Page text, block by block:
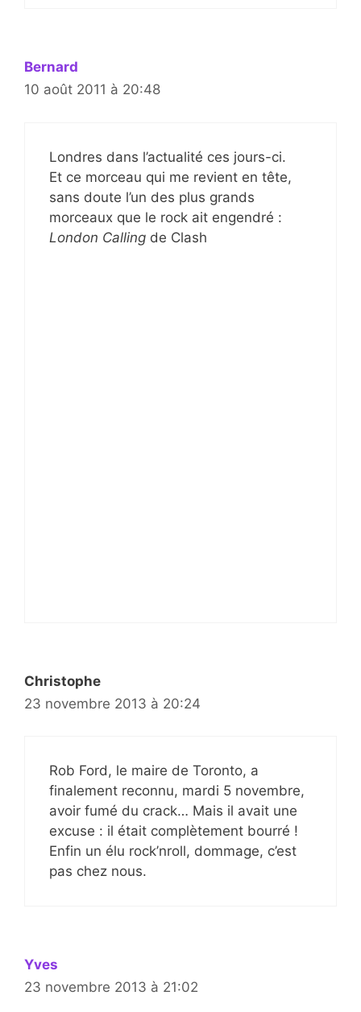
Bernard
10 août 2011 à 20:48
Londres dans l’actualité ces jours-ci.
Et ce morceau qui me revient en tête,
sans doute l’un des plus grands
morceaux que le rock ait engendré :
London Calling de Clash
Christophe
23 novembre 2013 à 20:24
Rob Ford, le maire de Toronto, a
finalement reconnu, mardi 5 novembre,
avoir fumé du crack… Mais il avait une
excuse : il était complètement bourré !
Enfin un élu rock’nroll, dommage, c’est
pas chez nous.
Yves
23 novembre 2013 à 21:02